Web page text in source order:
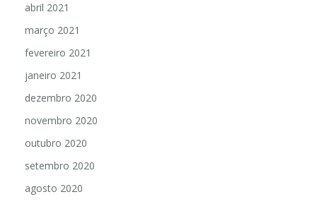
abril 2021
março 2021
fevereiro 2021
janeiro 2021
dezembro 2020
novembro 2020
outubro 2020
setembro 2020
agosto 2020